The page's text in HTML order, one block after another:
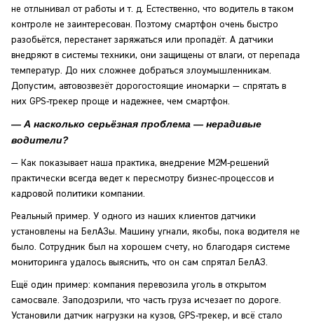
не отлынивал от работы и т. д. Естественно, что водитель в таком
контроле не заинтересован. Поэтому смартфон очень быстро
разобьётся, перестанет заряжаться или пропадёт. А датчики
внедряют в системы техники, они защищены от влаги, от перепада
температур. До них сложнее добраться злоумышленникам.
Допустим, автовозвезёт дорогостоящие иномарки — спрятать в
них GPS-трекер проще и надежнее, чем смартфон.
— А насколько серьёзная проблема — нерадивые
водители?
— Как показывает наша практика, внедрение M2M-решений
практически всегда ведет к пересмотру бизнес-процессов и
кадровой политики компании.
Реальный пример. У одного из наших клиентов датчики
установлены на БелАЗы. Машину угнали, якобы, пока водителя не
было. Сотрудник был на хорошем счету, но благодаря системе
мониторинга удалось выяснить, что он сам спрятал БелАЗ.
Ещё один пример: компания перевозила уголь в открытом
самосвале. Заподозрили, что часть груза исчезает по дороге.
Установили датчик нагрузки на кузов, GPS-трекер, и всё стало